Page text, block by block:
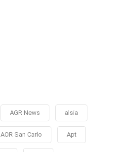
AGR News alsia
AOR San Carlo Apt